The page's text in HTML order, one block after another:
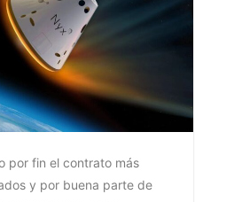
por fin el contrato más
y por buena parte de